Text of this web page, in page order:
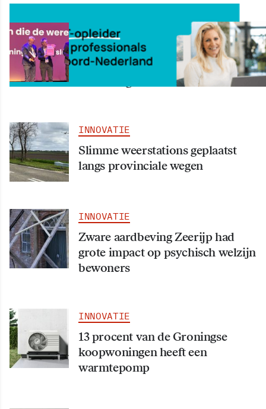
INNOVATIE
Ben Feringa ontvangt nieuw boek
over belangrijke noordelijke
INNOVATIE
Slimme weerstations geplaatst
langs provinciale wegen
INNOVATIE
Zware aardbeving Zeerijp had
grote impact op psychisch welzijn
bewoners
INNOVATIE
13 procent van de Groningse
koopwoningen heeft een
warmtepomp